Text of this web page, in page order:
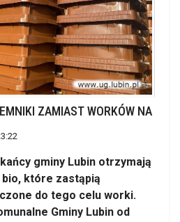
ZAMIAST WORKÓW NA
gminy Lubin otrzymają
bio, które zastąpią
do tego celu worki.
Gminy Lubin od